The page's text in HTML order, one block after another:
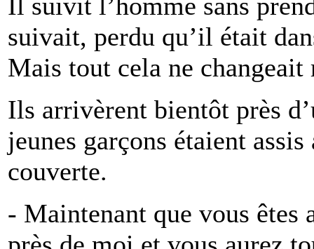
suivait, perdu qu’il était
Mais tout cela ne
Ils arrivèrent bientôt près
jeunes garçons étaient
couverte.
- Maintenant que vous êtes